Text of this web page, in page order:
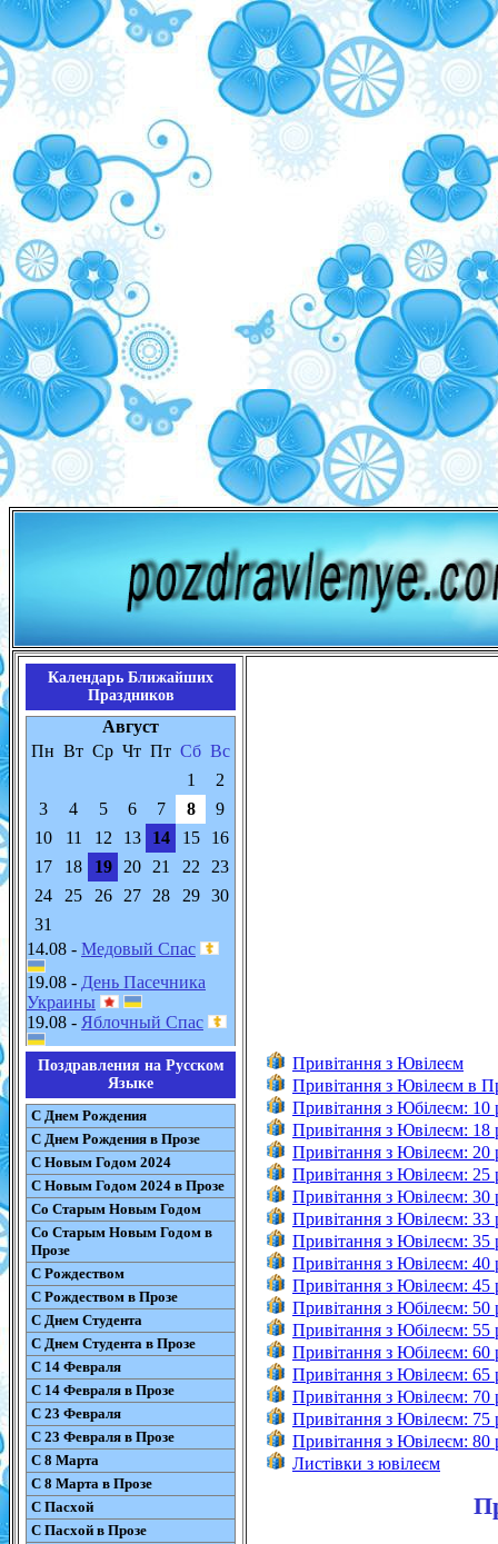
Календарь Ближайших
Праздников
Август
Пн Вт Ср Чт Пт Сб Вс
1
2
3
4 5 6 7 8
9
10
11 12 13 14 15
16
17
18 19 20 21 22
23
24
25 26 27 28 29
30
31
14.08 - Медовый Спас
19.08 - День Пасечника
Украины
19.08 - Яблочный Спас
Поздравления на Русском
Языке
С Днем Рождения
С Днем Рождения в Прозе
С Новым Годом 2024
С Новым Годом 2024 в Прозе
Со Старым Новым Годом
Со Старым Новым Годом в
Прозе
С Рождеством
С Рождеством в Прозе
С Днем Студента
С Днем Студента в Прозе
С 14 Февраля
С 14 Февраля в Прозе
С 23 Февраля
С 23 Февраля в Прозе
С 8 Марта
С 8 Марта в Прозе
С Пасхой
С Пасхой в Прозе
Привітання з Ювілеєм
Привітання з Ювілеєм в
Привітання з Юбілеєм: 10
Привітання з Ювілеєм: 18
Привітання з Ювілеєм: 20
Привітання з Ювілеєм: 25
Привітання з Ювілеєм: 30
Привітання з Ювілеєм: 33
Привітання з Ювілеєм: 35
Привітання з Ювілеєм: 40
Привітання з Ювілеєм: 45
Привітання з Юбілеєм: 50
Привітання з Юбілеєм: 55
Привітання з Юбілеєм: 60
Привітання з Ювілеєм: 65
Привітання з Ювілеєм: 70
Привітання з Ювілеєм: 75
Привітання з Ювілеєм: 80
Листівки з ювілеєм